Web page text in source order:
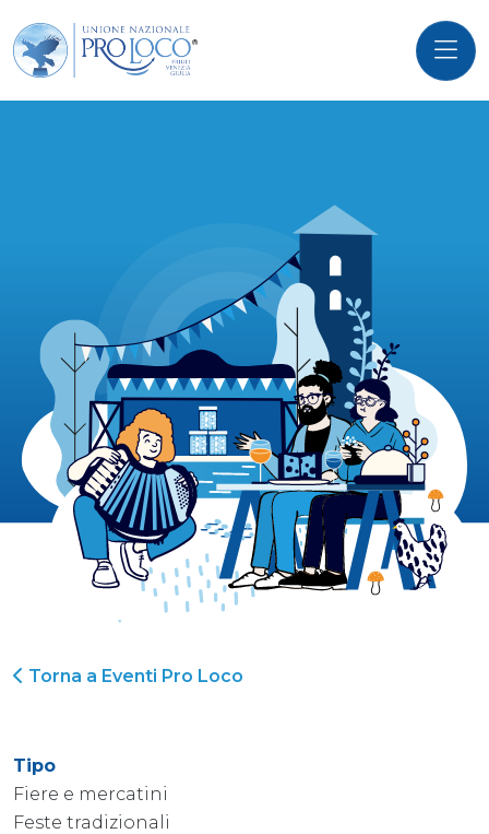
Torna a Eventi Pro Loco
Tipo
Fiere e mercatini
Feste tradizionali